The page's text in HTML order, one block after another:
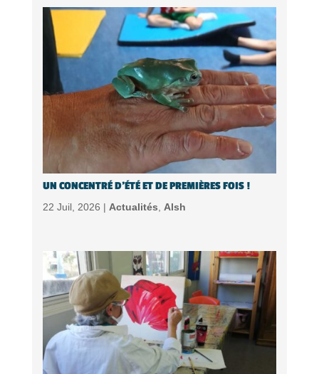
UN CONCENTRÉ D’ÉTÉ ET DE PREMIÈRES FOIS !
22 Juil, 2026 | Actualités Alsh